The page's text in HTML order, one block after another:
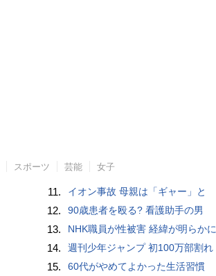
スポーツ 芸能 女子
11. イオン事故 母親は「ギャー」と
12. 90歳患者を殴る? 看護助手の男
13. NHK職員が性被害 経緯が明らかに
14. 週刊少年ジャンプ 初100万部割れ
15. 60代がやめてよかった生活習慣